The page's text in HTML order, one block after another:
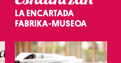
LA ENCARTADA
FABRIKA-MUSEOA